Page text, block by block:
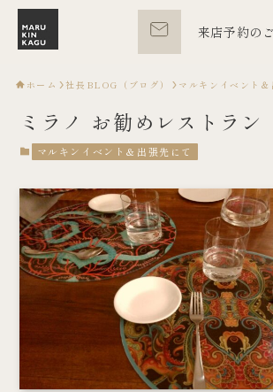
来店予約の
ホーム 社長BLOG（ブログ） マルキンイベント＆
ミラノ お勧めレストラ
マルキンイベント＆出張先にて